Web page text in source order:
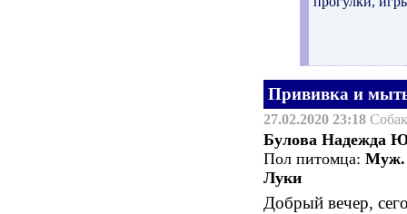
Прививка и
27.02.2020 23:18
Булова Надежда
Пол питомца: Муж.
Луки
Добрый вечер,